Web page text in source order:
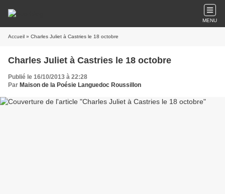
MENU
Accueil » Charles Juliet à Castries le 18 octobre
Charles Juliet à Castries le 18 octobre
Publié le 16/10/2013 à 22:28
Par Maison de la Poésie Languedoc Roussillon